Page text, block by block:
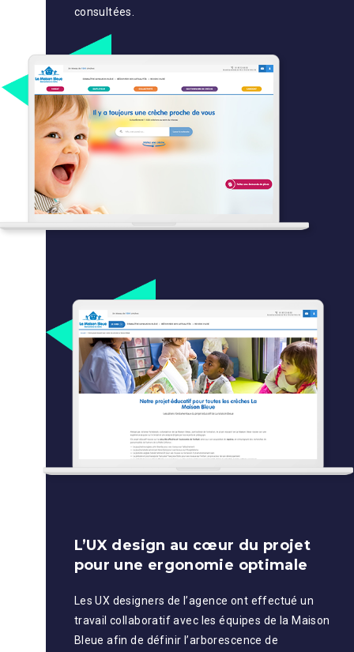
consultées.
L’UX design au cœur du projet
pour une ergonomie optimale
Les UX designers de l’agence ont effectué un
travail collaboratif avec les équipes de la Maison
Bleue afin de définir l’arborescence de